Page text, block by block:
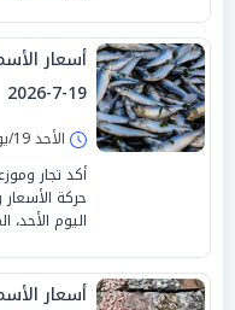
أسعار
19-7-2026
الأحد 19/يوليو/2026 - 09:30 ص
أكد تجار
حركة
اليوم الأحد، الموافق